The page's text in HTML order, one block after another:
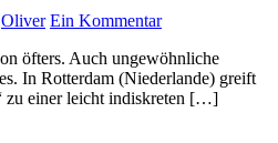
Oliver Ein Kommentar
öfters. Auch ungewöhnliche
In Rotterdam (Niederlande) greift
zu einer leicht indiskreten […]